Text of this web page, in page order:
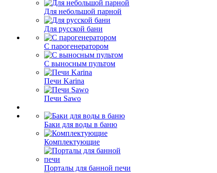
Для небольшой парной
Для русской бани
С парогенератором
С выносным пультом
Печи Karina
Печи Sawo
Баки для воды в баню
Комплектующие
Порталы для банной печи